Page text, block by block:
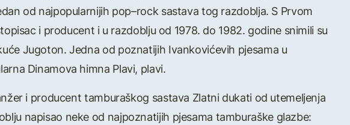
od najpopularnijih pop–rock sastava tog razdoblja. S Prvom
i producent i u razdoblju od 1978. do 1982. godine snimili su
Jugoton. Jedna od poznatijih Ivankovićevih pjesama u
Dinamova himna Plavi, plavi.
i producent tamburaškog sastava Zlatni dukati od utemeljenja
napisao neke od najpoznatijih pjesama tamburaške glazbe: